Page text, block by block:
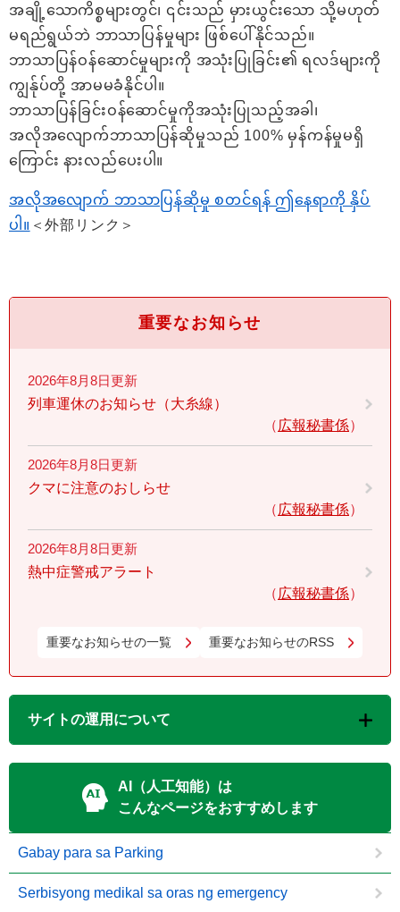
အချို့သောကိစ္စများတွင်၊ ၎င်းသည် မှားယွင်းသော သို့မဟုတ်
မရည်ရွယ်ဘဲ ဘာသာပြန်မှုများ ဖြစ်ပေါ်နိုင်သည်။
ဘာသာပြန်ဝန်ဆောင်မှုများကို အသုံးပြုခြင်း၏ ရလဒ်များကို
ကျွန်ုပ်တို့ အာမမခံနိုင်ပါ။
ဘာသာပြန်ခြင်းဝန်ဆောင်မှုကိုအသုံးပြုသည့်အခါ၊
အလိုအလျောက်ဘာသာပြန်ဆိုမှုသည် 100% မှန်ကန်မှုမရှိ
ကြောင်း နားလည်ပေးပါ။
အလိုအလျောက် ဘာသာပြန်ဆိုမှု စတင်ရန် ဤနေရာကို နှိပ်
ပါ။ ＜外部リンク＞
重要なお知らせ
2026年8月8日更新
列車運休のお知らせ（大糸線）
広報秘書係
2026年8月8日更新
クマに注意のおしらせ
広報秘書係
2026年8月8日更新
熱中症警戒アラート
広報秘書係
重要なお知らせの一覧 重要なお知らせのRSS
サイトの運用について
AI（人工知能）は
こんなページをおすすめします
Gabay para sa Parking
Serbisyong medikal sa oras ng emergency